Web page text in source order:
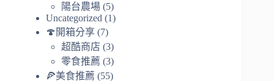
陽台農場 (5)
Uncategorized (1)
🍄開箱分享 (7)
超酷商店 (3)
零食推薦 (3)
🍕美食推薦 (55)